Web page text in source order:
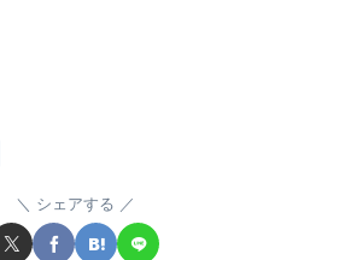
シェアする